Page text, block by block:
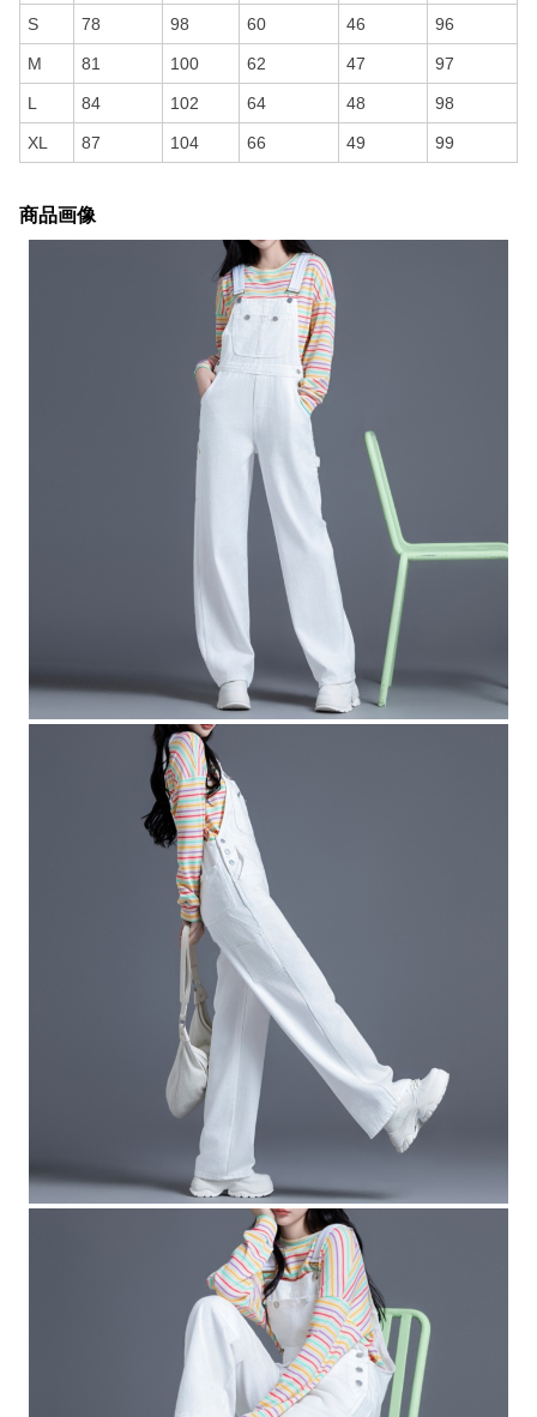
S 78 98 60 46 96
M 81 100 62 47 97
L 84 102 64 48 98
XL 87 104 66 49 99
商品画像